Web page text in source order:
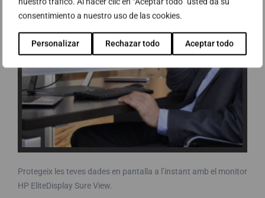
consentimiento a nuestro uso de las cookies.
Personalizar Rechazar todo Aceptar todo
Protegeix les teves dades en pantalla a l’instant amb el monitor
HP EliteDisplay Sure View.